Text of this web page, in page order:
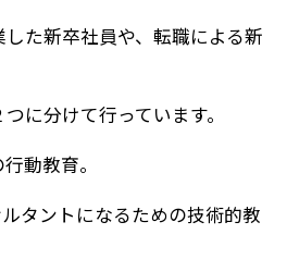
た新卒社員や、転職による新
に分けて行っています。
動教育。
タントになるための技術的教